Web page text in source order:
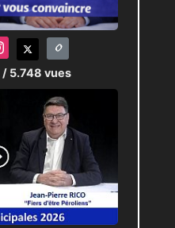
/ 5.748 vues